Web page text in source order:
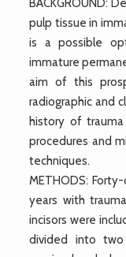
BACKGROUND:
pulp tissue in
is a possible
immature
aim of this
radiographic and
history of
procedures and
techniques.
METHODS:
years with
incisors were
divided into two